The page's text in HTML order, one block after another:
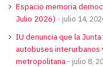
Espacio memoria
Julio 2026)
julio 14,
IU denuncia que la
autobuses interurbanos
metropolitana
julio 8,